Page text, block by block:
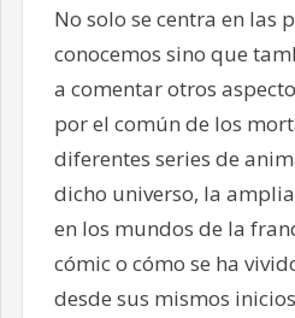
No solo se centra en las
conocemos sino que
a comentar otros
por el común de los
diferentes series de
dicho universo, la
en los mundos de la
cómic o cómo se ha
desde sus mismos